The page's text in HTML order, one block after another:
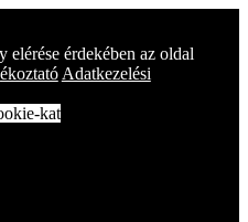
elérése érdekében az oldal
Adatkezelési
kat